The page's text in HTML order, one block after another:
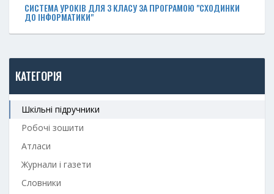
СИСТЕМА УРОКІВ ДЛЯ 3 КЛАСУ ЗА ПРОГРАМОЮ "СХОДИНКИ
ДО ІНФОРМАТИКИ"
КАТЕГОРІЯ
Шкільні підручники
Робочі зошити
Атласи
Журнали і газети
Словники